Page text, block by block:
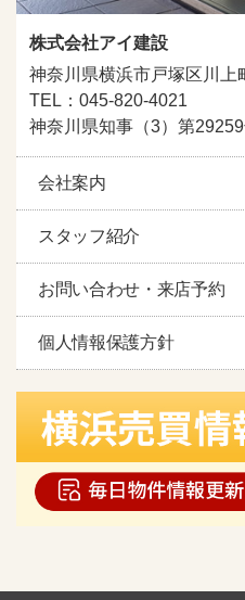
株式会社アイ建設
神奈川県横浜市戸塚区川上
TEL：045-820-4021
神奈川県知事（3）第
会社案内
スタッフ紹介
お問い合わせ・来店予約
個人情報保護方針